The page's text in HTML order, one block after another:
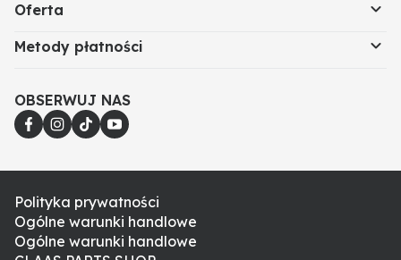
Oferta
Metody płatności
OBSERWUJ NAS
Polityka prywatności
Ogólne warunki handlowe
Ogólne warunki handlowe